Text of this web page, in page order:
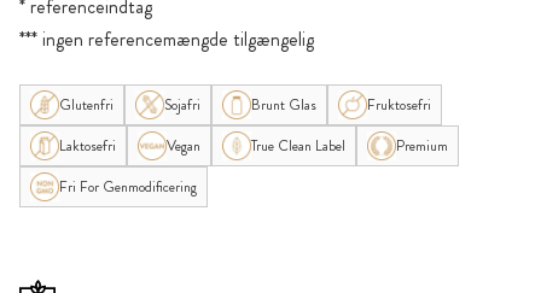
* referenceindtag
*** ingen referencemængde tilgængelig
Glutenfri Sojafri Brunt Glas
Fruktosefri
Laktosefri
Vegan True Clean Label
Premium
Fri For Genmodificering